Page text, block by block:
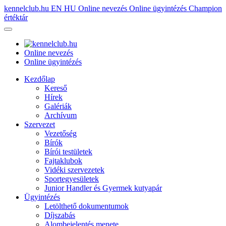
kennelclub.hu EN HU Online nevezés Online ügyintézés Champion
értéktár
Online nevezés
Online ügyintézés
Kezdőlap
Kereső
Hírek
Galériák
Archívum
Szervezet
Vezetőség
Bírók
Bírói testületek
Fajtaklubok
Vidéki szervezetek
Sportegyesületek
Junior Handler és Gyermek kutyapár
Ügyintézés
Letölthető dokumentumok
Díjszabás
Alombejelentés menete